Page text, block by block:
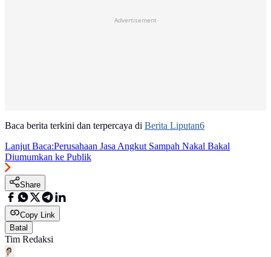
Advertisement
Baca berita terkini dan terpercaya di Berita Liputan6
Lanjut Baca:Perusahaan Jasa Angkut Sampah Nakal Bakal
Diumumkan ke Publik
Share
Copy Link
Batal
Tim Redaksi